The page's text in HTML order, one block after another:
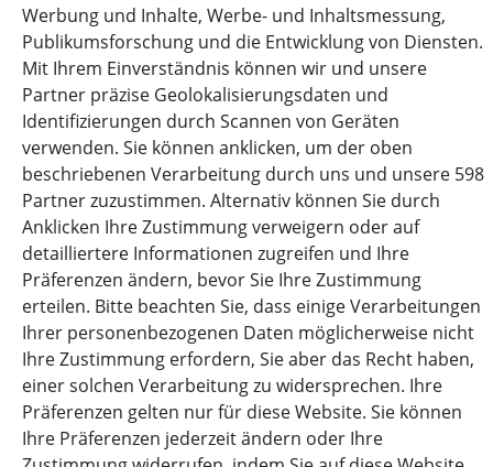
Werbung und Inhalte, Werbe- und Inhaltsmessung,
Publikumsforschung und die Entwicklung von Diensten.
Mit Ihrem Einverständnis können wir und unsere
Partner präzise Geolokalisierungsdaten und
Identifizierungen durch Scannen von Geräten
verwenden. Sie können anklicken, um der oben
beschriebenen Verarbeitung durch uns und unsere 598
Partner zuzustimmen. Alternativ können Sie durch
Anklicken Ihre Zustimmung verweigern oder auf
detailliertere Informationen zugreifen und Ihre
Präferenzen ändern, bevor Sie Ihre Zustimmung
erteilen. Bitte beachten Sie, dass einige Verarbeitungen
Ihrer personenbezogenen Daten möglicherweise nicht
Ihre Zustimmung erfordern, Sie aber das Recht haben,
einer solchen Verarbeitung zu widersprechen. Ihre
Präferenzen gelten nur für diese Website. Sie können
Ihre Präferenzen jederzeit ändern oder Ihre
+49 03 054979330 INFO@FORWARDIS.COM
FORWARDIS ROMANIA
STR. NICOLAE CARAMFIL NR.73 BUCHAREST, ROMANIA
‎ VAT : DE 813253597
+40 744 658 927 INFO@FORWARDIS.COM
Presseemitteilung
News Overview
Karriere
Forwardis Care & Act